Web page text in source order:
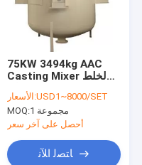
75KW 3494kg AAC
Casting Mixer لخلط
جسم الخرسانة
الأسعار:USD1~8000/SET
MOQ:
1 مجموعة
أحصل على آخر سعر
ﺎﺘﺼﻟ ﺍﻶﻧ